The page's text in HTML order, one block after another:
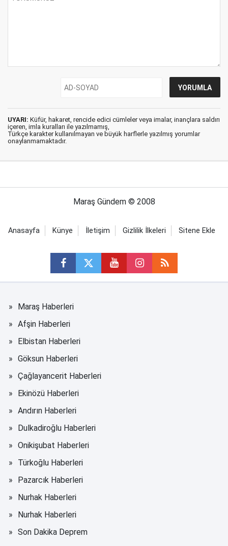
UYARI: Küfür, hakaret, rencide edici cümleler veya imalar, inançlara saldırı
içeren, imla kuralları ile yazılmamış,
Türkçe karakter kullanılmayan ve büyük harflerle yazılmış yorumlar
onaylanmamaktadır.
Maraş Gündem © 2008
Anasayfa Künye İletişim Gizlilik İlkeleri Sitene Ekle
Maraş Haberleri
Afşin Haberleri
Elbistan Haberleri
Göksun Haberleri
Çağlayancerit Haberleri
Ekinözü Haberleri
Andırın Haberleri
Dulkadiroğlu Haberleri
Onikişubat Haberleri
Türkoğlu Haberleri
Pazarcık Haberleri
Nurhak Haberleri
Nurhak Haberleri
Son Dakika Deprem